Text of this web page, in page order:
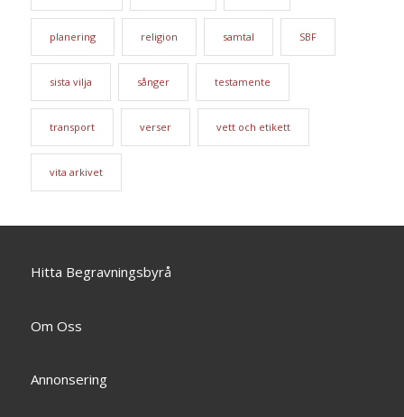
planering religion samtal SBF
sista vilja sånger testamente
transport verser vett och etikett
vita arkivet
Hitta Begravningsbyrå
Om Oss
Annonsering